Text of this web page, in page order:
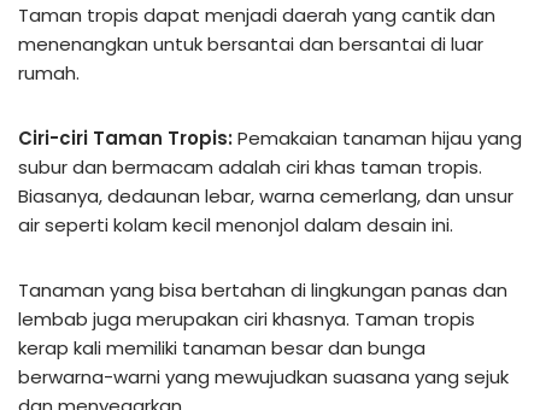
Taman tropis dapat menjadi daerah yang cantik dan
menenangkan untuk bersantai dan bersantai di luar
rumah.
Ciri-ciri Taman Tropis: Pemakaian tanaman hijau yang
subur dan bermacam adalah ciri khas taman tropis.
Biasanya, dedaunan lebar, warna cemerlang, dan unsur
air seperti kolam kecil menonjol dalam desain ini.
Tanaman yang bisa bertahan di lingkungan panas dan
lembab juga merupakan ciri khasnya. Taman tropis
kerap kali memiliki tanaman besar dan bunga
berwarna-warni yang mewujudkan suasana yang sejuk